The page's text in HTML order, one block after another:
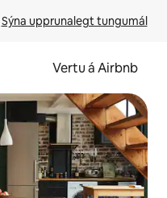
Sýna upprunalegt tungumál
Vertu á Airbnb